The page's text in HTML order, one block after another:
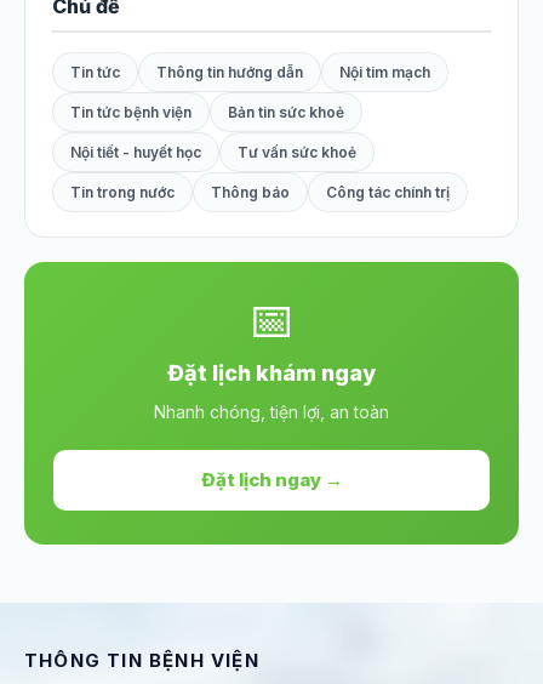
Chủ đề
Tin tức Thông tin hướng dẫn Nội tim mạch
Tin tức bệnh viện Bản tin sức khoẻ
Nội tiết - huyết học Tư vấn sức khoẻ
Tin trong nước Thông báo Công tác chính trị
📅
Đặt lịch khám ngay
Nhanh chóng, tiện lợi, an toàn
Đặt lịch ngay →
THÔNG TIN BỆNH VIỆN